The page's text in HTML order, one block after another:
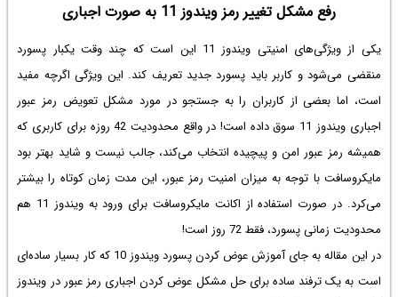
رفع مشکل تغییر رمز ویندوز 11 به صورت اجباری
یکی از ویژگی‌های امنیتی ویندوز 11 این است که چند وقت یکبار پسورد
منقضی می‌شود و کاربر باید پسورد جدید تعریف کند. این ویژگی اگرچه مفید
است، اما بعضی از کاربران را به جستجو در مورد مشکل تعویض رمز عبور
اجباری ویندوز 11 سوق داده است! در واقع محدودیت 42 روزه برای کاربری که
همیشه رمز عبور امن و پیچیده انتخاب می‌کند، جالب نیست و شاید بهتر بود
مایکروسافت با توجه به میزان امنیت رمز عبور، این مدت زمان کوتاه را بیشتر
می‌کرد. در صورت استفاده از اکانت مایکروسافت برای ورود به ویندوز 11 هم
محدودیت زمانی پسورد، فقط 72 روز است!
در این مقاله به جایآموزش عوض کردن پسورد ویندوز 10
که کار بسیار ساده‌ای
است به یک ترفند ساده برای حل مشکل عوض کردن اجباری رمز عبور در ویندوز